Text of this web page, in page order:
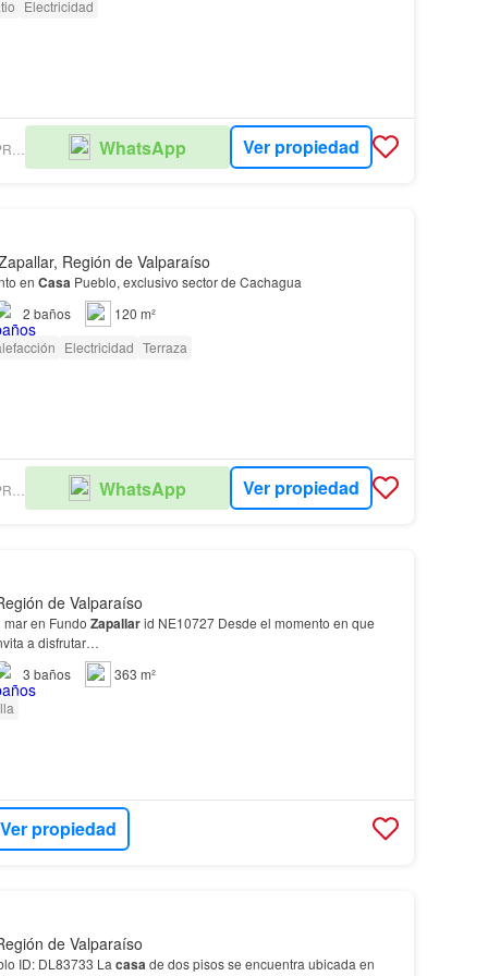
Electricidad
CORREA PEREIRA PROPIEDADES WhatsApp Ver propiedad
Región de Valparaíso
en Casa
Pueblo, exclusivo sector de Cachagua
2 baños
120 m²
Electricidad Terraza
CORREA PEREIRA PROPIEDADES WhatsApp Ver propiedad
de Valparaíso
en Fundo Zapallarid NE10727 Desde el momento en que
a disfrutar…
3 baños
363 m²
Ver propiedad
de Valparaíso
ID: DL83733 La casade dos pisos se encuentra ubicada en